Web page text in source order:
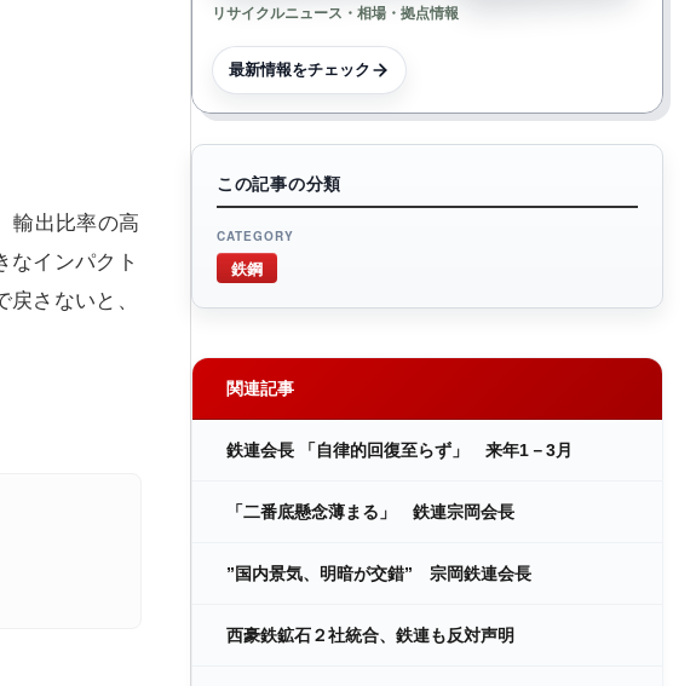
輸出比率の高
なインパクト
さないと、
リサイクルニュース・相場・拠点情報
最新情報をチェック
この記事の分類
CATEGORY
鉄鋼
関連記事
鉄連会長 「自律的回復至らず」 来年1－3月
「二番底懸念薄まる」 鉄連宗岡会長
”国内景気、明暗が交錯” 宗岡鉄連会長
西豪鉄鉱石２社統合、鉄連も反対声明